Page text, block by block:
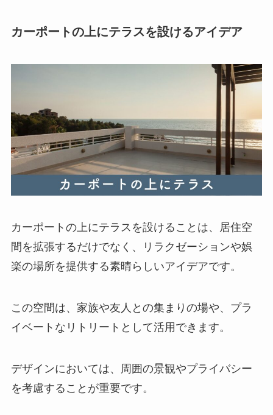
カーポートの上にテラスを設けるアイデア
カーポートの上にテラスを設けることは、居住空
間を拡張するだけでなく、リラクゼーションや娯
楽の場所を提供する素晴らしいアイデアです。
この空間は、家族や友人との集まりの場や、プラ
イベートなリトリートとして活用できます。
デザインにおいては、周囲の景観やプライバシー
を考慮することが重要です。